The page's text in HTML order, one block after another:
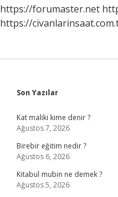
https://forumaster.net
https://
Sidebar
Son Yazılar
Kat maliki kime denir ?
Ağustos 7, 2026
Birebir eğitim nedir ?
Ağustos 6, 2026
Kitabul mubin ne demek ?
Ağustos 5, 2026